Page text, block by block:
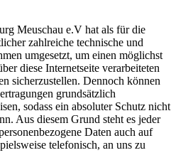
Meuschau e.V hat als für die
zahlreiche technische und
umgesetzt, um einen möglichst
diese Internetseite verarbeiteten
sicherzustellen. Dennoch können
grundsätzlich
sodass ein absoluter Schutz nicht
Aus diesem Grund steht es jeder
Daten auch auf
telefonisch, an uns zu